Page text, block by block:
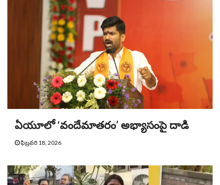
ఏయూలో ‘వందేమాతరం’ అభ్యాసంపై దాడి
ఫిబ్రవరి 18, 2026